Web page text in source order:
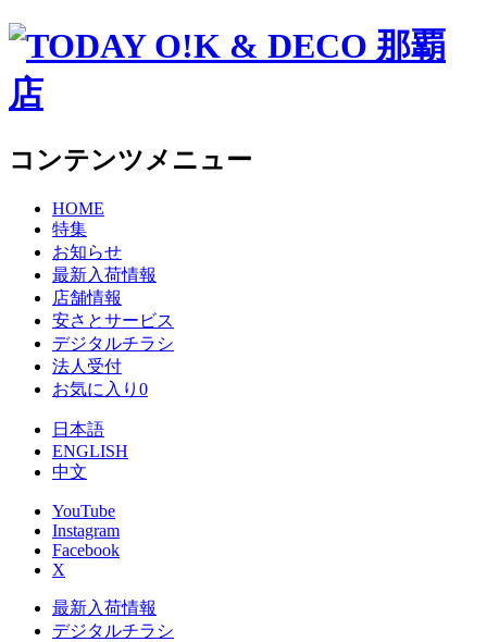
コンテンツメニュー
HOME
特集
お知らせ
最新入荷情報
店舗情報
安さとサービス
デジタルチラシ
法人受付
お気に入り 0
日本語
ENGLISH
中文
YouTube
Instagram
Facebook
X
最新入荷情報
デジタルチラシ